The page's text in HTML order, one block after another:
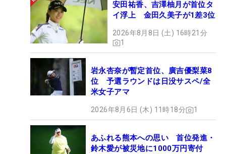
安田祐香、吉澤柚月が首位タ
イ浮上 金田久美子が1差3位
2026年8月8日 (土) 16時21分
1
岩永杏奈が暫定首位、廣吉優梨菜8
位 予選ラウンドは日没サスペ/全
米女子アマ
2026年8月6日 (木) 11時18分 1
あふれる熊本への思い 首位発進・
鈴木愛が被災地に1000万円寄付